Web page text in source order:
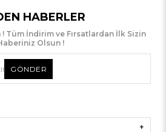
HABERLER
Tüm İndirim ve Fırsatlardan İlk Sizin
Olsun !
GÖNDER